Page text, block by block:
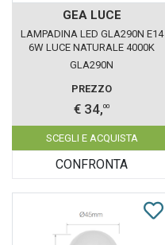
GEA LUCE
LAMPADINA LED GLA290N E14
6W LUCE NATURALE 4000K
GEALED BOX 10 PEZZI
GLA290N
PREZZO
€ 34,00
SCEGLI E ACQUISTA
CONFRONTA